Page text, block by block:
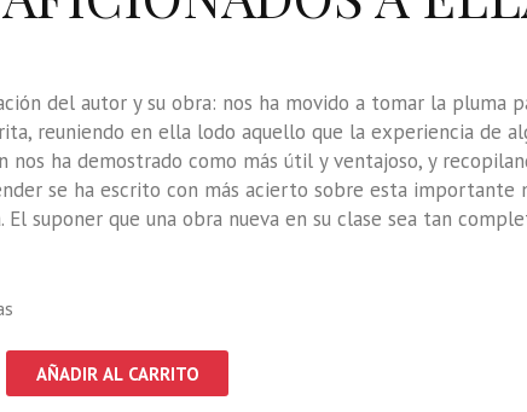
del autor y su obra: nos ha movido a tomar la pluma
reuniendo en ella lodo aquello que la experiencia de
nos ha demostrado como más útil y ventajoso, y
se ha escrito con más acierto sobre esta importante
El suponer que una obra nueva en su clase sea tan
AÑADIR AL CARRITO